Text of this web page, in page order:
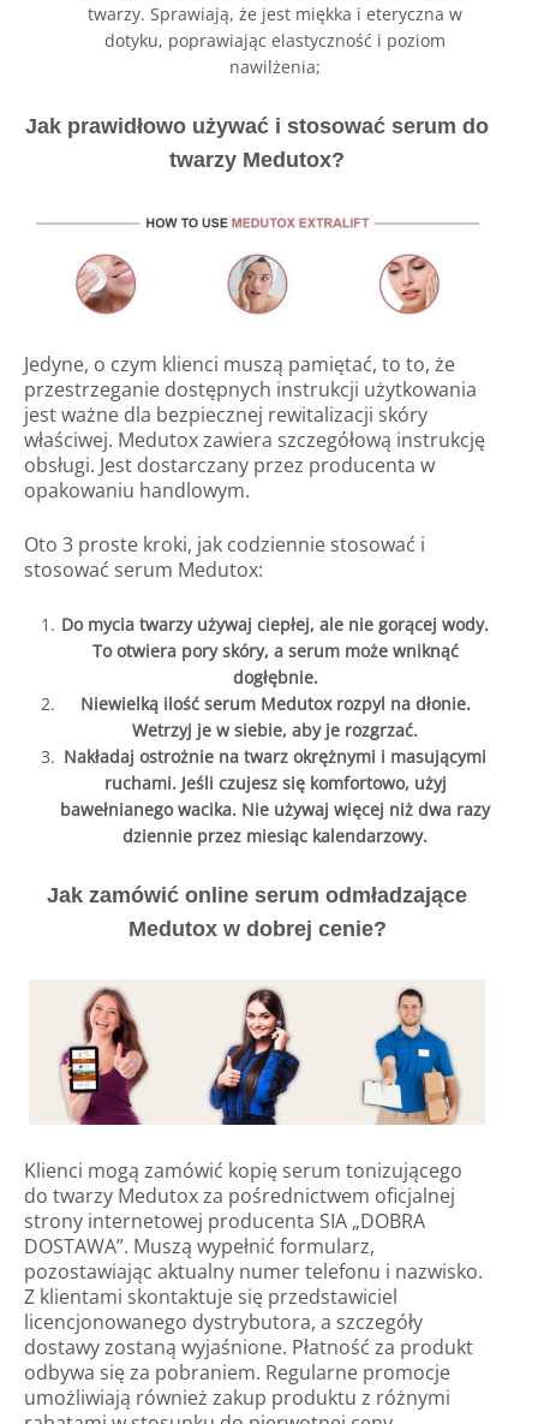
twarzy. Sprawiają, że jest miękka i eteryczna w
dotyku, poprawiając elastyczność i poziom
nawilżenia;
Jak prawidłowo używać i stosować serum do
twarzy Medutox?
Jedyne, o czym klienci muszą pamiętać, to to, że
przestrzeganie dostępnych instrukcji użytkowania
jest ważne dla bezpiecznej rewitalizacji skóry
właściwej. Medutox zawiera szczegółową instrukcję
obsługi. Jest dostarczany przez producenta w
opakowaniu handlowym.
Oto 3 proste kroki, jak codziennie stosować i
stosować serum Medutox:
Do mycia twarzy używaj ciepłej, ale nie gorącej wody.
To otwiera pory skóry, a serum może wniknąć
dogłębnie.
Niewielką ilość serum Medutox rozpyl na dłonie.
Wetrzyj je w siebie, aby je rozgrzać.
Nakładaj ostrożnie na twarz okrężnymi i masującymi
ruchami. Jeśli czujesz się komfortowo, użyj
bawełnianego wacika. Nie używaj więcej niż dwa razy
dziennie przez miesiąc kalendarzowy.
Jak zamówić online serum odmładzające
Medutox w dobrej cenie?
Klienci mogą zamówić kopię serum tonizującego
do twarzy Medutox za pośrednictwem oficjalnej
strony internetowej producenta SIA „DOBRA
DOSTAWA”. Muszą wypełnić formularz,
pozostawiając aktualny numer telefonu i nazwisko.
Z klientami skontaktuje się przedstawiciel
licencjonowanego dystrybutora, a szczegóły
dostawy zostaną wyjaśnione. Płatność za produkt
odbywa się za pobraniem. Regularne promocje
umożliwiają również zakup produktu z różnymi